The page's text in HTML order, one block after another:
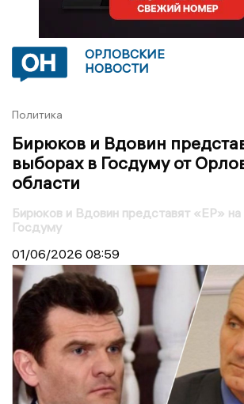
ОРЛОВСКИЕ
НОВОСТИ
Политика
Бирюков и Вдовин
выборах в Госдуму от
области
Бирюков и Вдовин представят «ЕР» на
Госдуму
01/06/2026 08:59